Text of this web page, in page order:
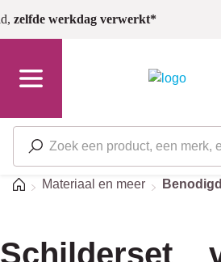
Ga naar de hoofdinhoud
zelfde werkdag verwerkt*
HomeMateriaal en meer
Schilderset